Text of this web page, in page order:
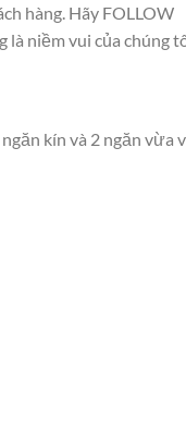
hàng. Hãy FOLLOW
là niềm vui của chúng
kín và 2 ngăn vừa